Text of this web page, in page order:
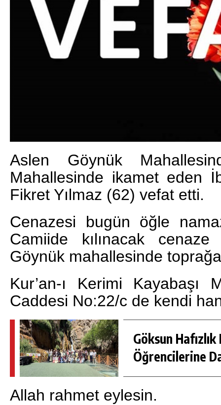
Aslen Göynük
Mahallesinde ikamet eden
Fikret Yılmaz (62) vefat etti.
Cenazesi bugün öğle
Camiide kılınacak cenaze
Göynük mahallesinde
Kur’an-ı Kerimi Kayabaşı
Caddesi No:22/c de kendi
Göksun Hafızlık
Öğrencilerine
Allah rahmet eylesin.
GÜNLÜK HABER AKIŞI